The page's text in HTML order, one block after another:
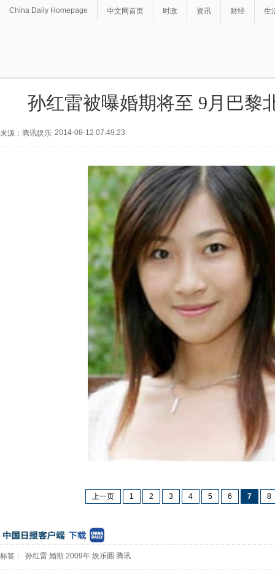
China Daily Homepage 中文网首页 时政 资讯 财经 生
孙红雷被曝婚期将至 9月巴黎
来源：腾讯娱乐 2014-08-12 07:49:23
上一页 1 2 3 4 5 6 7 8
标签： 孙红雷 婚期 2009年 娱乐圈 腾讯